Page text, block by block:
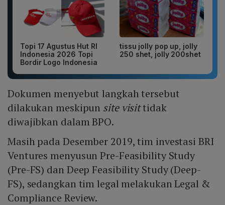
Topi 17 Agustus Hut RI
Indonesia 2026 Topi
Bordir Logo Indonesia
tissu jolly pop up, jolly
250 shet, jolly 200shet
Dokumen menyebut langkah tersebut
dilakukan meskipun site visittidak
diwajibkan dalam BPO.
Masih pada Desember 2019, tim investasi BRI
Ventures menyusun Pre-Feasibility Study
(Pre-FS) dan Deep Feasibility Study (Deep-
FS), sedangkan tim legal melakukan Legal &
Compliance Review.